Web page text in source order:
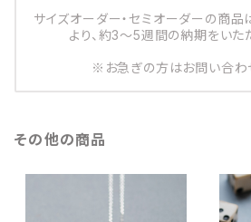
サイズオーダー・セミオーダーの商
より、約3～5週間の納期をいた
※お急ぎの方はお問い合わ
その他の商品